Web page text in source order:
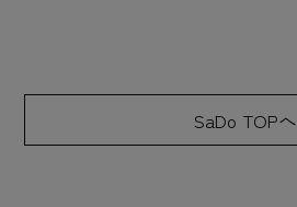
SaDo TOPへ